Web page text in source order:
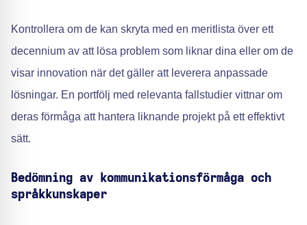
Kontrollera om de kan skryta med en meritlista över ett
decennium av att lösa problem som liknar dina eller om de
visar innovation när det gäller att leverera anpassade
lösningar. En portfölj med relevanta fallstudier vittnar om
deras förmåga att hantera liknande projekt på ett effektivt
sätt.
Bedömning av kommunikationsförmåga och
språkkunskaper